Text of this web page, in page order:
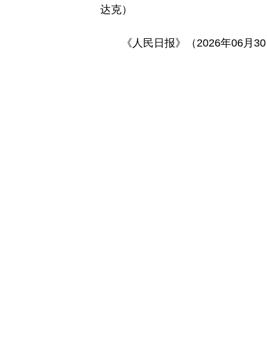
达克）
《人民日报》（2026年06月